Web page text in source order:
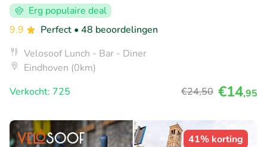
Erg populaire deal
9.9
Perfect • 48 beoordelingen
Velosoof Lunch - Bar - Diner
Eindhoven (0km)
Verkocht: 725
€24,50 €14,95
41% korting